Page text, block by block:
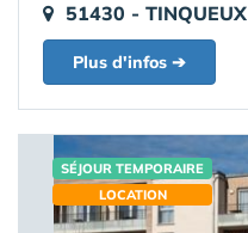
51430 - TINQUEUX
Plus d'infos ➔
SÉJOUR TEMPORAIRE
LOCATION